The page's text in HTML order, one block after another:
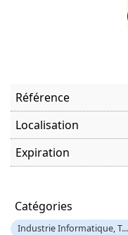
Référence
Localisation
Expiration
Catégories
Industrie Informatique, T...